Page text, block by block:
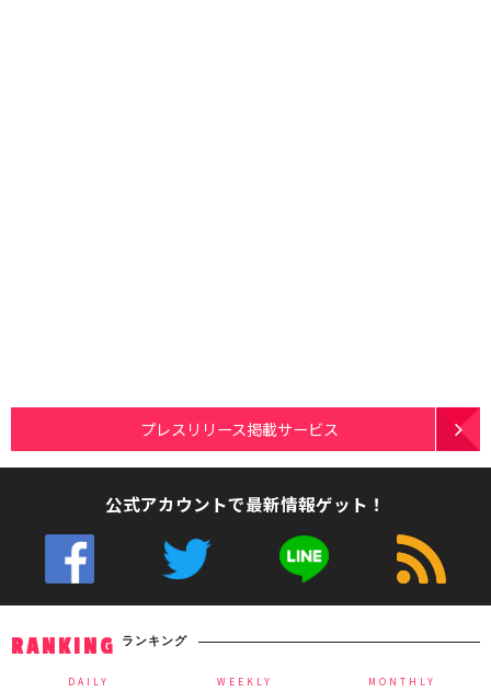
プレスリリース掲載サービス
公式アカウントで最新情報ゲット！
RANKING ランキング
DAILY WEEKLY MONTHLY